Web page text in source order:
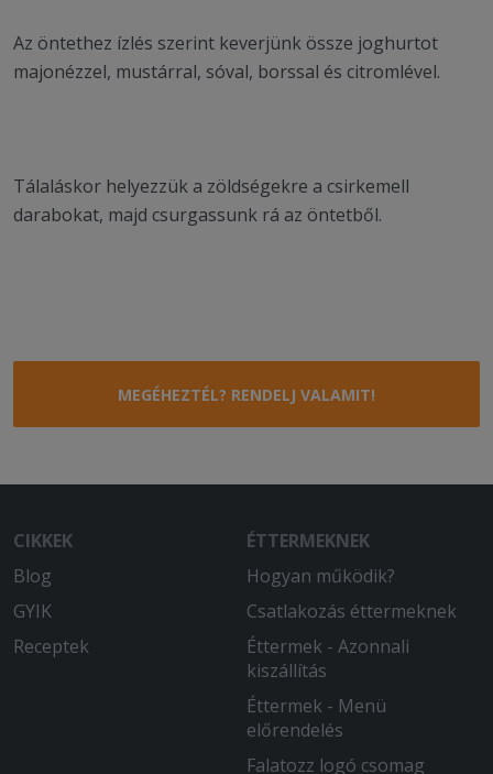
Az öntethez ízlés szerint keverjünk össze joghurtot
majonézzel, mustárral, sóval, borssal és citromlével.
Tálaláskor helyezzük a zöldségekre a csirkemell
darabokat, majd csurgassunk rá az öntetből.
MEGÉHEZTÉL? RENDELJ VALAMIT!
CIKKEK
Blog
GYIK
Receptek
ÉTTERMEKNEK
Hogyan működik?
Csatlakozás éttermeknek
Éttermek - Azonnali
kiszállítás
Éttermek - Menü
előrendelés
Falatozz logó csomag